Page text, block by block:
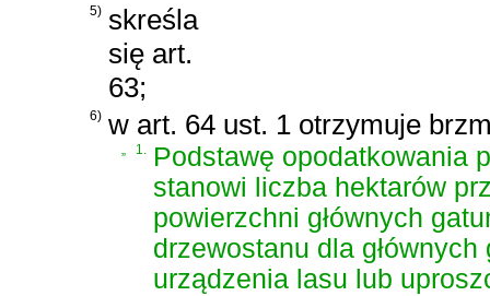
5) skreśla
się art.
63;
6) w art. 64 ust. 1 otrzymuje
„ 1. Podstawę opodatkowania
stanowi liczba hektarów
powierzchni głównych
drzewostanu dla
urządzenia lasu lub